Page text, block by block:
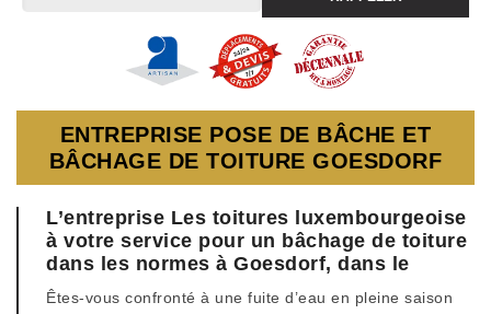
ENTREPRISE POSE DE BÂCHE ET
BÂCHAGE DE TOITURE GOESDORF
L’entreprise Les toitures luxembourgeoise
à votre service pour un bâchage de toiture
dans les normes à Goesdorf, dans le
Êtes-vous confronté à une fuite d’eau en pleine saison